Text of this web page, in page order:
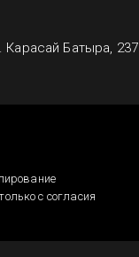
Карасай Батыра, 237
с согласия